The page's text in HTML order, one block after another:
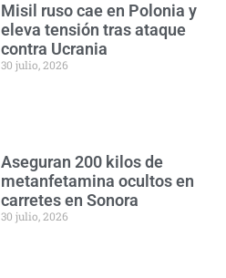
Misil ruso cae en Polonia y
eleva tensión tras ataque
contra Ucrania
30 julio, 2026
Aseguran 200 kilos de
metanfetamina ocultos en
carretes en Sonora
30 julio, 2026